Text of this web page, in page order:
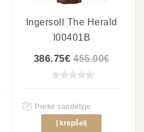
Ingersoll The Herald
I00401B
386.75€ 455.00€
Prekė sandėlyje
Į krepšelį